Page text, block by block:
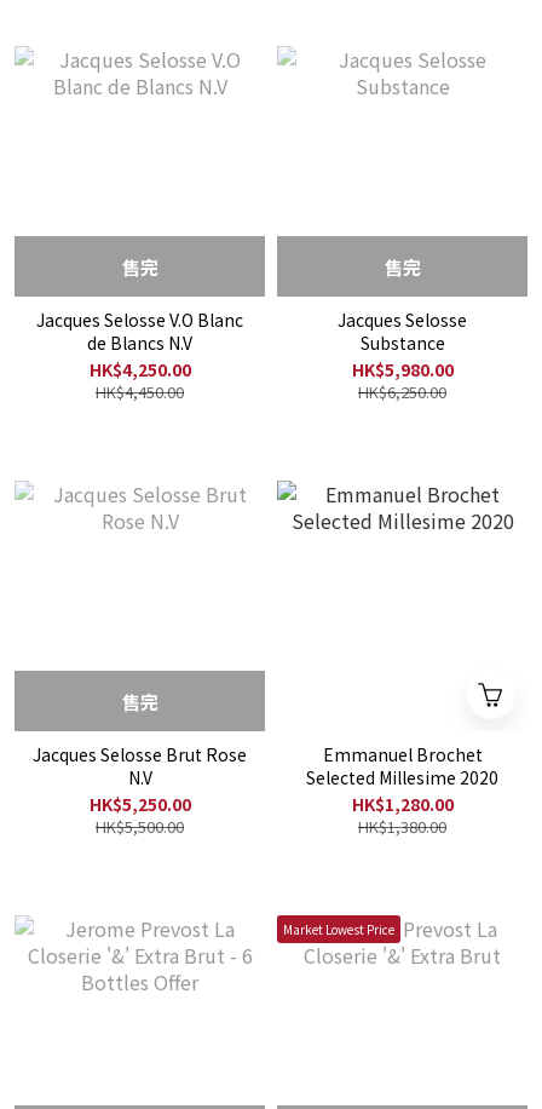
售完
Jacques Selosse V.O Blanc
de Blancs N.V
HK$4,250.00
HK$4,450.00
售完
Jacques Selosse
Substance
HK$5,980.00
HK$6,250.00
售完
Jacques Selosse Brut Rose
N.V
HK$5,250.00
HK$5,500.00
Emmanuel Brochet
Selected Millesime 2020
HK$1,280.00
HK$1,380.00
Market Lowest Price